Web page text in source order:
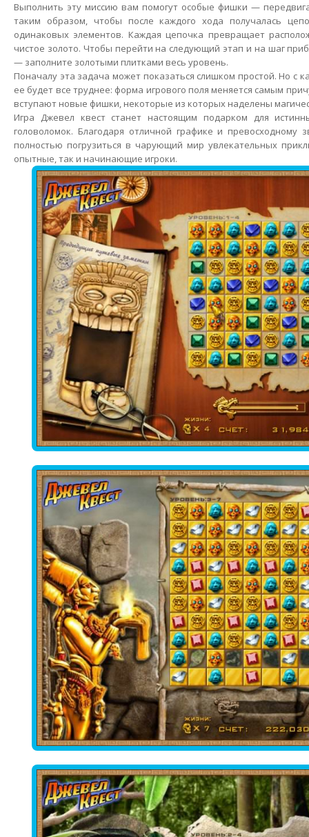
Выполнить эту миссию вам помогут особые фишки —
таким образом, чтобы после каждого хода получалась
одинаковых элементов. Каждая цепочка превращает
чистое золото. Чтобы перейти на следующий этап и на шаг
— заполните золотыми плитками весь уровень.
Поначалу эта задача может показаться слишком простой. Но с
ее будет все труднее: форма игрового поля меняется самым
вступают новые фишки, некоторые из которых наделены
Игра Джевел квест станет настоящим подарком для
головоломок. Благодаря отличной графике и превосходному
полностью погрузиться в чарующий мир увлекательных
опытные, так и начинающие игроки.